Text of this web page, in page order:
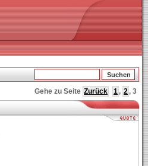
Gehe zu Seite Zurück 1, 2, 3